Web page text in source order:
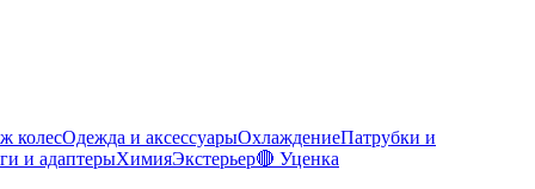
колесОдежда и аксессуарыОхлаждениеПатрубки и
и адаптерыХимияЭкстерьер🔴 Уценка